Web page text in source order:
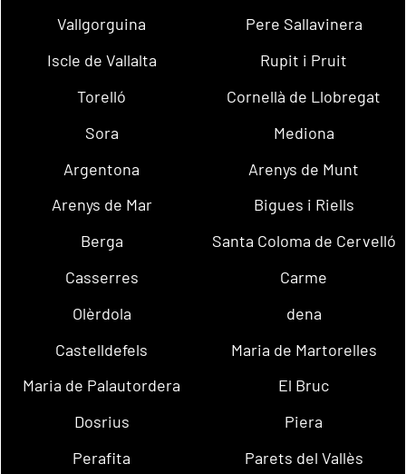
Vallgorguina
Pere Sallavinera
Iscle de Vallalta
Rupit i Pruit
Torelló
Cornellà de Llobregat
Sora
Mediona
Argentona
Arenys de Munt
Arenys de Mar
Bigues i Riells
Berga
Santa Coloma de Cervelló
Casserres
Carme
Olèrdola
dena
Castelldefels
Maria de Martorelles
Maria de Palautordera
El Bruc
Dosrius
Piera
Perafita
Parets del Vallès